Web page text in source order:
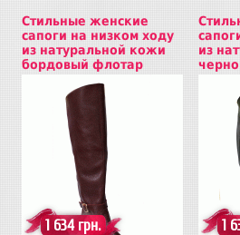
Стильные женские
сапоги на низком ходу
из натуральной кожи
бордовый флотар
Купить
1 634 грн.
из
1